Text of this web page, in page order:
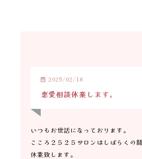
2025/02/18
恋愛相談休業します。
いつもお世話になっております。
こころ２５２５サロンはしばらくの間
休業致します。